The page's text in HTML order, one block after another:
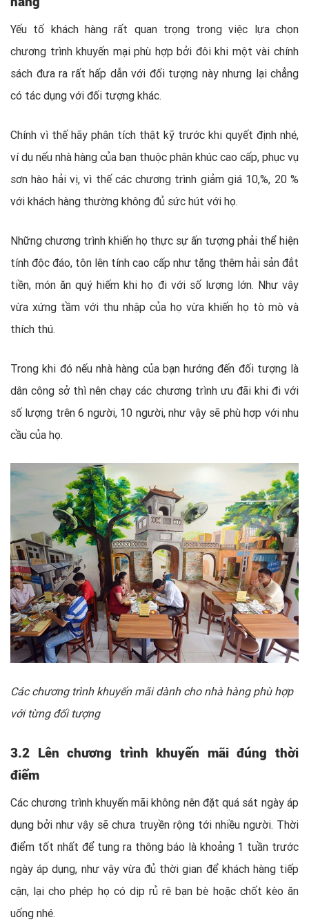
Yếu tố khách hàng rất quan trọng trong việc lựa chọn
chương trình khuyến mại phù hợp bởi đôi khi một vài chính
sách đưa ra rất hấp dẫn với đối tượng này nhưng lại chẳng
có tác dụng với đối tượng khác.
Chính vì thế hãy phân tích thật kỹ trước khi quyết định nhé,
ví dụ nếu nhà hàng của bạn thuộc phân khúc cao cấp, phục vụ
sơn hào hải vị, vì thế các chương trình giảm giá 10,%, 20 %
với khách hàng thường không đủ sức hút với họ.
Những chương trình khiến họ thực sự ấn tượng phải thể hiện
tính độc đáo, tôn lên tính cao cấp như tặng thêm hải sản đắt
tiền, món ăn quý hiếm khi họ đi với số lượng lớn. Như vậy
vừa xứng tầm với thu nhập của họ vừa khiến họ tò mò và
thích thú.
Trong khi đó nếu nhà hàng của bạn hướng đến đối tượng là
dân công sở thì nên chạy các chương trình ưu đãi khi đi với
số lượng trên 6 người, 10 người, như vậy sẽ phù hợp với nhu
cầu của họ.
Các chương trình khuyến mãi dành cho nhà hàng phù hợp
với từng đối tượng
3.2 Lên chương trình khuyến mãi đúng thời
điểm
Các chương trình khuyến mãi không nên đặt quá sát ngày áp
dụng bởi như vậy sẽ chưa truyền rộng tới nhiều người. Thời
điểm tốt nhất để tung ra thông báo là khoảng 1 tuần trước
ngày áp dụng, như vậy vừa đủ thời gian để khách hàng tiếp
cận, lại cho phép họ có dịp rủ rê bạn bè hoặc chốt kèo ăn
uống nhé.